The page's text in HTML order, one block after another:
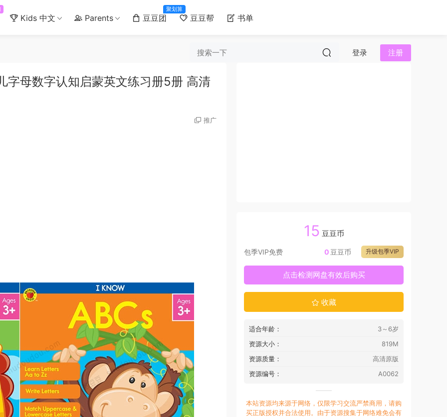
Kids 中文 Parents 豆豆团
聚划算
豆豆帮 书单
登录 注册
母数字认知启蒙英文练习册5册 高清
推广
15 豆豆币
包季VIP免费 升级包季VIP
0 豆豆币
点击检测网盘有效后购买
收藏
适合年龄：
3～6岁
资源大小：
819M
资源质量：
高清原版
资源编号：
A0062
本站资源均来源于网络，仅限学习交流严禁商用，请购
买正版授权并合法使用。由于资源搜集于网络难免会有